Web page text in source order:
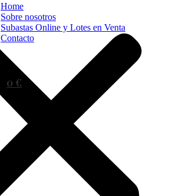
Home
Sobre nosotros
Subastas Online y Lotes en Venta
Contacto
0 €